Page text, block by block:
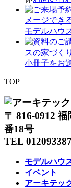
メージでき
モデルハウ
スの家づく
小冊子をお
TOP
〒 816-0912
番18号
TEL
モデルハウ
イベント
アーキテッ